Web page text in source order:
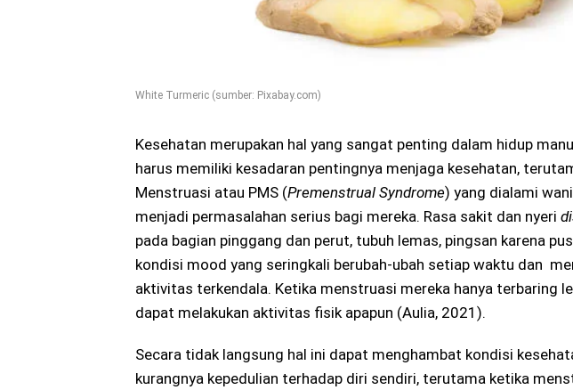
White Turmeric (sumber: Pixabay.com)
Kesehatan merupakan hal yang sangat penting dalam hidup
harus memiliki kesadaran pentingnya menjaga kesehatan,
Menstruasi atau PMS (Premenstrual Syndrome) yang dialami
menjadi permasalahan serius bagi mereka. Rasa sakit dan nyeri
pada bagian pinggang dan perut, tubuh lemas, pingsan karena
kondisi mood yang seringkali berubah-ubah setiap waktu dan
aktivitas terkendala. Ketika menstruasi mereka hanya terbaring
dapat melakukan aktivitas fisik apapun (Aulia, 2021).
Secara tidak langsung hal ini dapat menghambat kondisi
kurangnya kepedulian terhadap diri sendiri, terutama ketika